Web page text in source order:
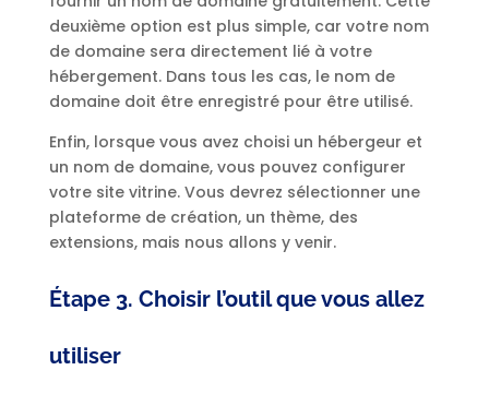
deuxième option est plus simple, car votre nom
de domaine sera directement lié à votre
hébergement. Dans tous les cas, le nom de
domaine doit être enregistré pour être utilisé.
Enfin, lorsque vous avez choisi un hébergeur et
un nom de domaine, vous pouvez configurer
votre site vitrine. Vous devrez sélectionner une
plateforme de création, un thème, des
extensions, mais nous allons y venir.
Étape 3. Choisir l’outil que vous allez
utiliser